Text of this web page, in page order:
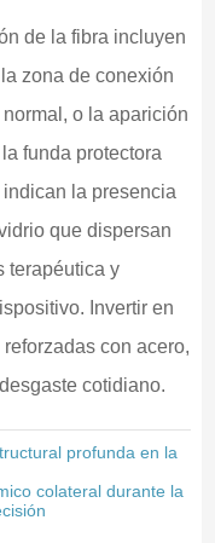
de la fibra incluyen
zona de conexión
o la aparición
funda protectora
la presencia
que dispersan
terapéutica y
Invertir en
con acero,
cotidiano.
profunda en la
colateral durante la